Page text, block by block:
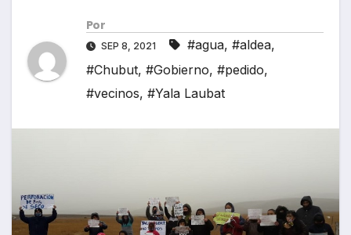
Por
SEP 8, 2021 #agua, #aldea,
#Chubut, #Gobierno, #pedido,
#vecinos, #Yala Laubat